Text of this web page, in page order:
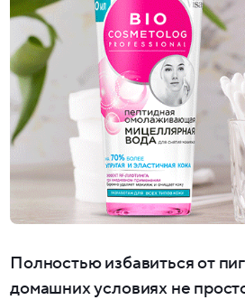
Полностью избавиться от
домашних условиях не